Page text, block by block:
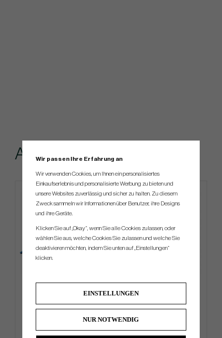
Andere kauften...
Mizuno Crossed Clubs
Meshback - Brilliant Blue
Info Kaufen
IN STOCK
L.A.B - DF 2.1 (Stock Specs)
Info Kaufen
Wir passen Ihre Erfahrung an
Wir verwenden Cookies, um Ihnen ein personalisiertes
Einkaufserlebnis und personalisierte Werbung zu bieten und
unsere Websites zuverlässig und sicher zu halten. Zu diesem
Zweck sammeln wir Informationen über Benutzer, ihre Designs
und ihre Geräte.
Klicken Sie auf „Okay“, wenn Sie alle Cookies zulassen, oder
wählen Sie aus, welche Cookies Sie zulassen und welche Sie
deaktivieren möchten, indem Sie unten auf „Einstellungen“
klicken.
EINSTELLUNGEN
NUR NOTWENDIG